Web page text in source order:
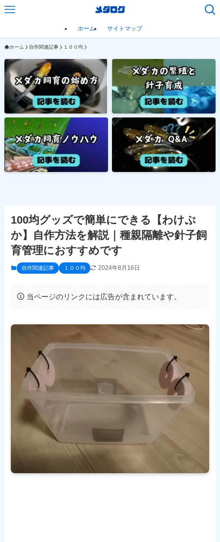
ホーム サイトマップ
ホーム 自作関連記事 １００均
100均グッズで簡単にできる【わけぷ
か】自作方法を解説｜種親隔離や針子飼
育管理におすすめです
自作関連記事 １００均 2024年8月16日
当ページのリンクには広告が含まれています。